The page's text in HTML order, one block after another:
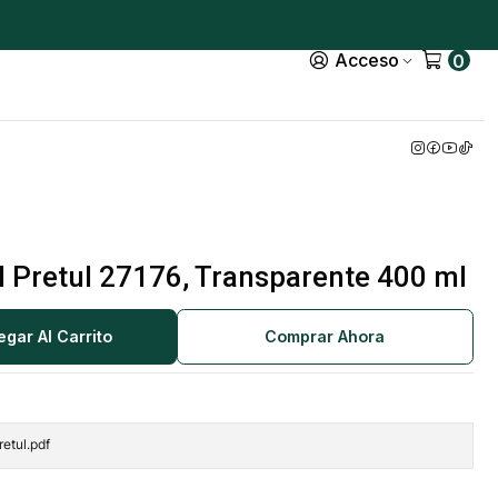
Acceso 0
27176, Transparente 400 ml
Al Carrito Comprar Ahora